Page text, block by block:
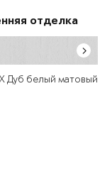
отделка
Дуб белый матовый